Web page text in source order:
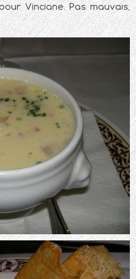
Vinciane. Pas mauvais,